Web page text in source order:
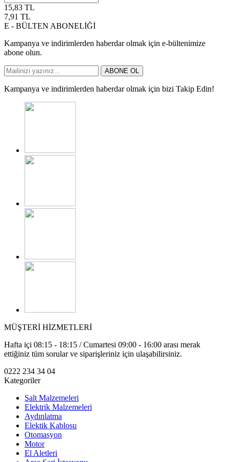
15,83 TL
7,91 TL
E - BÜLTEN ABONELİĞİ
Kampanya ve indirimlerden haberdar olmak için e-bültenimize
abone olun.
ABONE OL
Kampanya ve indirimlerden haberdar olmak için bizi Takip Edin!
MÜŞTERİ HİZMETLERİ
Hafta içi 08:15 - 18:15 / Cumartesi 09:00 - 16:00 arası merak
ettiğiniz tüm sorular ve siparişleriniz için ulaşabilirsiniz.
0222 234 34 04
Kategoriler
Şalt Malzemeleri
Elektrik Malzemeleri
Aydınlatma
Elektik Kablosu
Otomasyon
Motor
El Aletleri